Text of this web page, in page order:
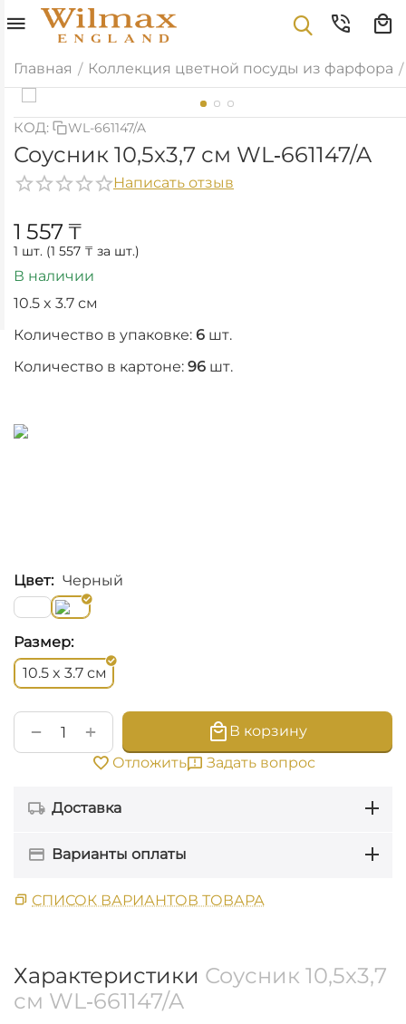
Главная / Коллекция цветной посуды из фарфора /
КОД: WL-661147/A
Соусник 10,5x3,7 см WL‑661147/A
Написать отзыв
1 557 ₸
1 шт. (1 557 ₸ за шт.)
В наличии
10.5 x 3.7 см
Количество в упаковке: 6 шт.
Количество в картоне: 96 шт.
Цвет: Черный
Размер:
10.5 x 3.7 см
+
−
В корзину
Отложить
Задать вопрос
Доставка
Варианты оплаты
СПИСОК ВАРИАНТОВ ТОВАРА
Характеристики Соусник 10,5x3,7
см WL‑661147/A